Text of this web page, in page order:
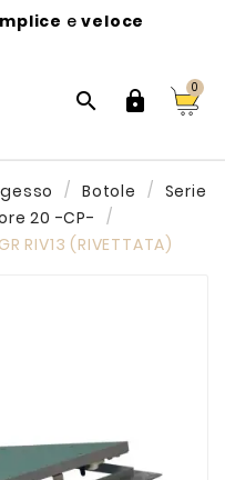
eveloce
 
0
Botole
Serie
20 -CP-
RIV13 (RIVETTATA)